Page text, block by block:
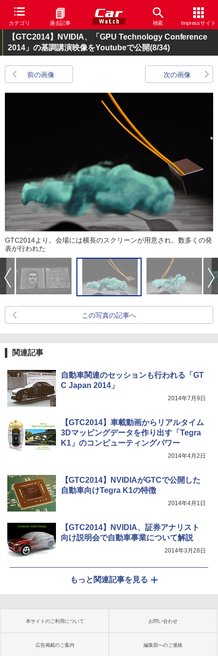
カテゴリ 過去記事 検索 Impressサイト
【GTC2014】NVIDIA、「GPU Technology Conference
2014」の基調講演映像をYoutubeで公開(8/34)
前の画像 次の画像
GTC2014より。会場には横長のスクリーンが用意され、数多くの発
表が行われた
この写真の記事へ
関連記事
自動車関連のセッションも行われる「GT
C Japan 2014」
2014年7月9日
【GTC2014】車載動画からリアルタイム
3Dマッピングデータを作り出す「Tegra
K1」のコンピューティングパワー
2014年4月2日
【GTC2014】NVIDIAがGTCで公開した
自動車向けTegra K1の特徴
2014年4月1日
【GTC2014】NVIDIA、証券アナリスト
向け説明会で自動車事業について解説
2014年3月28日
もっと関連記事を見る
本サイトのご利用について お問い合わせ
広告掲載のご案内 編集部へのご連絡